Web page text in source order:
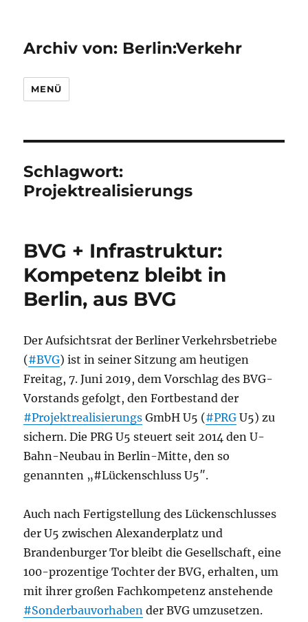
Archiv von: Berlin:Verkehr
MENÜ
Schlagwort:
Projektrealisierungs
BVG + Infrastruktur:
Kompetenz bleibt in
Berlin, aus BVG
Der Aufsichtsrat der Berliner Verkehrsbetriebe
(#BVG) ist in seiner Sitzung am heutigen
Freitag, 7. Juni 2019, dem Vorschlag des BVG-
Vorstands gefolgt, den Fortbestand der
#Projektrealisierungs GmbH U5 (#PRG U5) zu
sichern. Die PRG U5 steuert seit 2014 den U-
Bahn-Neubau in Berlin-Mitte, den so
genannten „#Lückenschluss U5″.
Auch nach Fertigstellung des Lückenschlusses
der U5 zwischen Alexanderplatz und
Brandenburger Tor bleibt die Gesellschaft, eine
100-prozentige Tochter der BVG, erhalten, um
mit ihrer großen Fachkompetenz anstehende
#Sonderbauvorhaben der BVG umzusetzen.